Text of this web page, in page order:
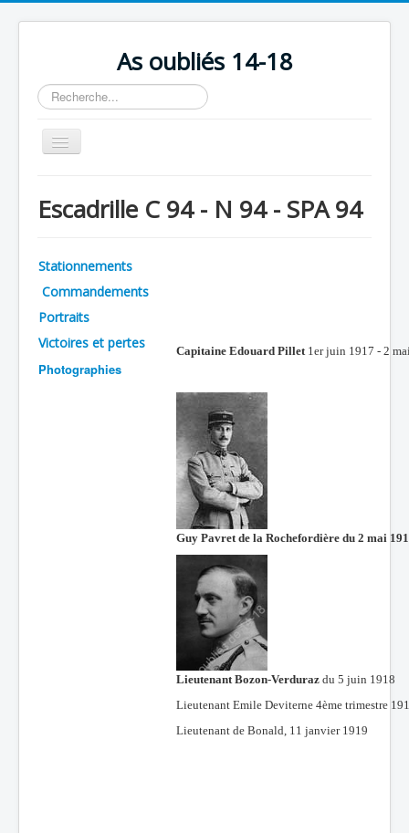
As oubliés 14-18
Rechercher
Basculer
la
Chronologie
Avions
Personnels
Formation
Escadrille C 94 - N 94 - SPA 94
Stationnements
Commandements
Portraits
Victoires et pertes
Photographies
Capitaine Edouard Pillet1er juin 1917 - 2
Guy Pavret de la Rochefordière du 2 mai
Lieutenant Bozon-Verduraz du 5 juin 1918
Lieutenant Emile Deviterne 4ème trimestre
Lieutenant de Bonald, 11 janvier 1919